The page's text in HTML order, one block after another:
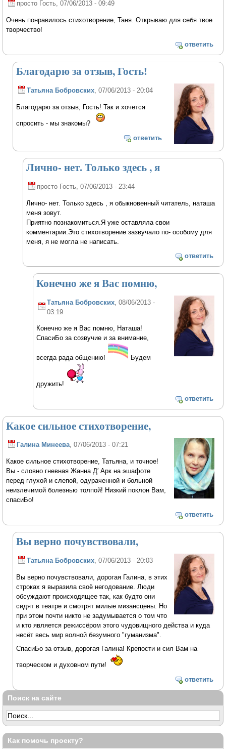
просто Гость, 07/06/2013 - 09:49
Очень понравилось стихотворение, Таня. Открываю для себя твое
творчество!
ответить
Благодарю за отзыв, Гость!
Татьяна Бобровских, 07/06/2013 - 20:04
Благодарю за отзыв, Гость! Так и хочется
спросить - мы знакомы?
ответить
Лично- нет. Только здесь , я
просто Гость , 07/06/2013 - 23:44
Лично- нет. Только здесь , я обыкновенный читатель, наташа
меня зовут.
Приятно познакомиться.Я уже оставляла свои
комментарии.Это стихотворение зазвучало по- особому для
меня, я не могла не написать.
ответить
Конечно же я Вас помню,
Татьяна Бобровских , 08/06/2013 -
03:19
Конечно же я Вас помню, Наташа!
СпасиБо за созвучие и за внимание,
всегда рада общению! Будем
дружить!
ответить
Какое сильное стихотворение,
Галина Минеева, 07/06/2013 - 07:21
Какое сильное стихотворение, Татьяна, и точное!
Вы - словно гневная Жанна Д′ Арк на эшафоте
перед глухой и слепой, одураченной и больной
неизлечимой болезнью толпой! Низкий поклон Вам,
спасиБо!
ответить
Вы верно почувствовали,
Татьяна Бобровских, 07/06/2013 - 20:03
Вы верно почувствовали, дорогая Галина, в этих
строках я выразила своё негодование. Люди
обсуждают происходящее так, как будто они
сидят в театре и смотрят милые мизансцены. Но
при этом почти никто не задумывается о том что
и кто является режиссёром этого чудовищного действа и куда
несёт весь мир волной безумного "гуманизма".
СпасиБо за отзыв, дорогая Галина! Крепости и сил Вам на
творческом и духовном пути!
ответить
Поиск на сайте
Как помочь проекту?